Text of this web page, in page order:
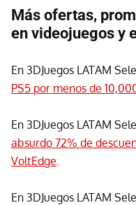
Más ofertas,
en videojuegos y
En 3DJuegos LATAM
PS5 por menos de
En 3DJuegos LATAM
absurdo 72% de
VoltEdge.
En 3DJuegos LATAM